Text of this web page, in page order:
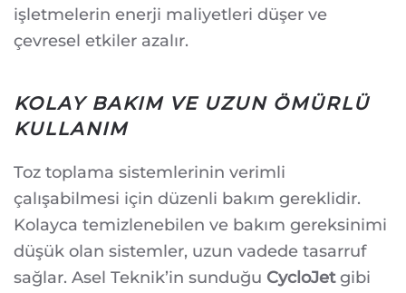
işletmelerin enerji maliyetleri düşer ve
çevresel etkiler azalır.
KOLAY BAKIM VE UZUN ÖMÜRLÜ
KULLANIM
Toz toplama sistemlerinin verimli
çalışabilmesi için düzenli bakım gereklidir.
Kolayca temizlenebilen ve bakım gereksinimi
düşük olan sistemler, uzun vadede tasarruf
sağlar. Asel Teknik’in sunduğu CycloJetgibi